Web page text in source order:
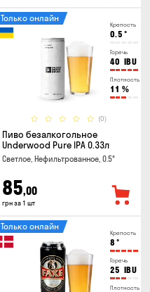
Крепость
0.5 °
Горечь
40 IBU
Плотность
11 %
(0)
Только онлайн
Пиво безалкогольное
Underwood Pure IPA 0.33л
Светлое, Нефильтрованное, 0.5°
85,00
грн за 1 шт
Крепость
8 °
Горечь
25 IBU
Плотность
Только онлайн